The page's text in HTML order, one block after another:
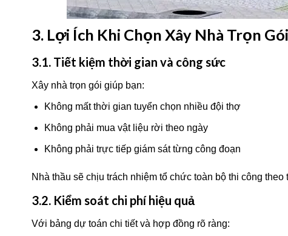
3. Lợi Ích Khi Chọn Xây Nhà Trọn
3.1. Tiết kiệm thời gian và công sức
Xây nhà trọn gói giúp bạn:
Không mất thời gian tuyển chọn nhiều đội thợ
Không phải mua vật liệu rời theo ngày
Không phải trực tiếp giám sát từng công đoạn
Nhà thầu sẽ chịu trách nhiệm tổ chức toàn bộ thi công theo
3.2. Kiểm soát chi phí hiệu quả
Với bảng dự toán chi tiết và hợp đồng rõ ràng: